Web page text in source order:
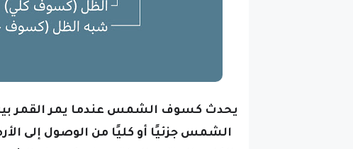
يحدث كسوف الشمس عندما يمر القمر
الشمس جزئيًا أو كليًا من الوصول إلى